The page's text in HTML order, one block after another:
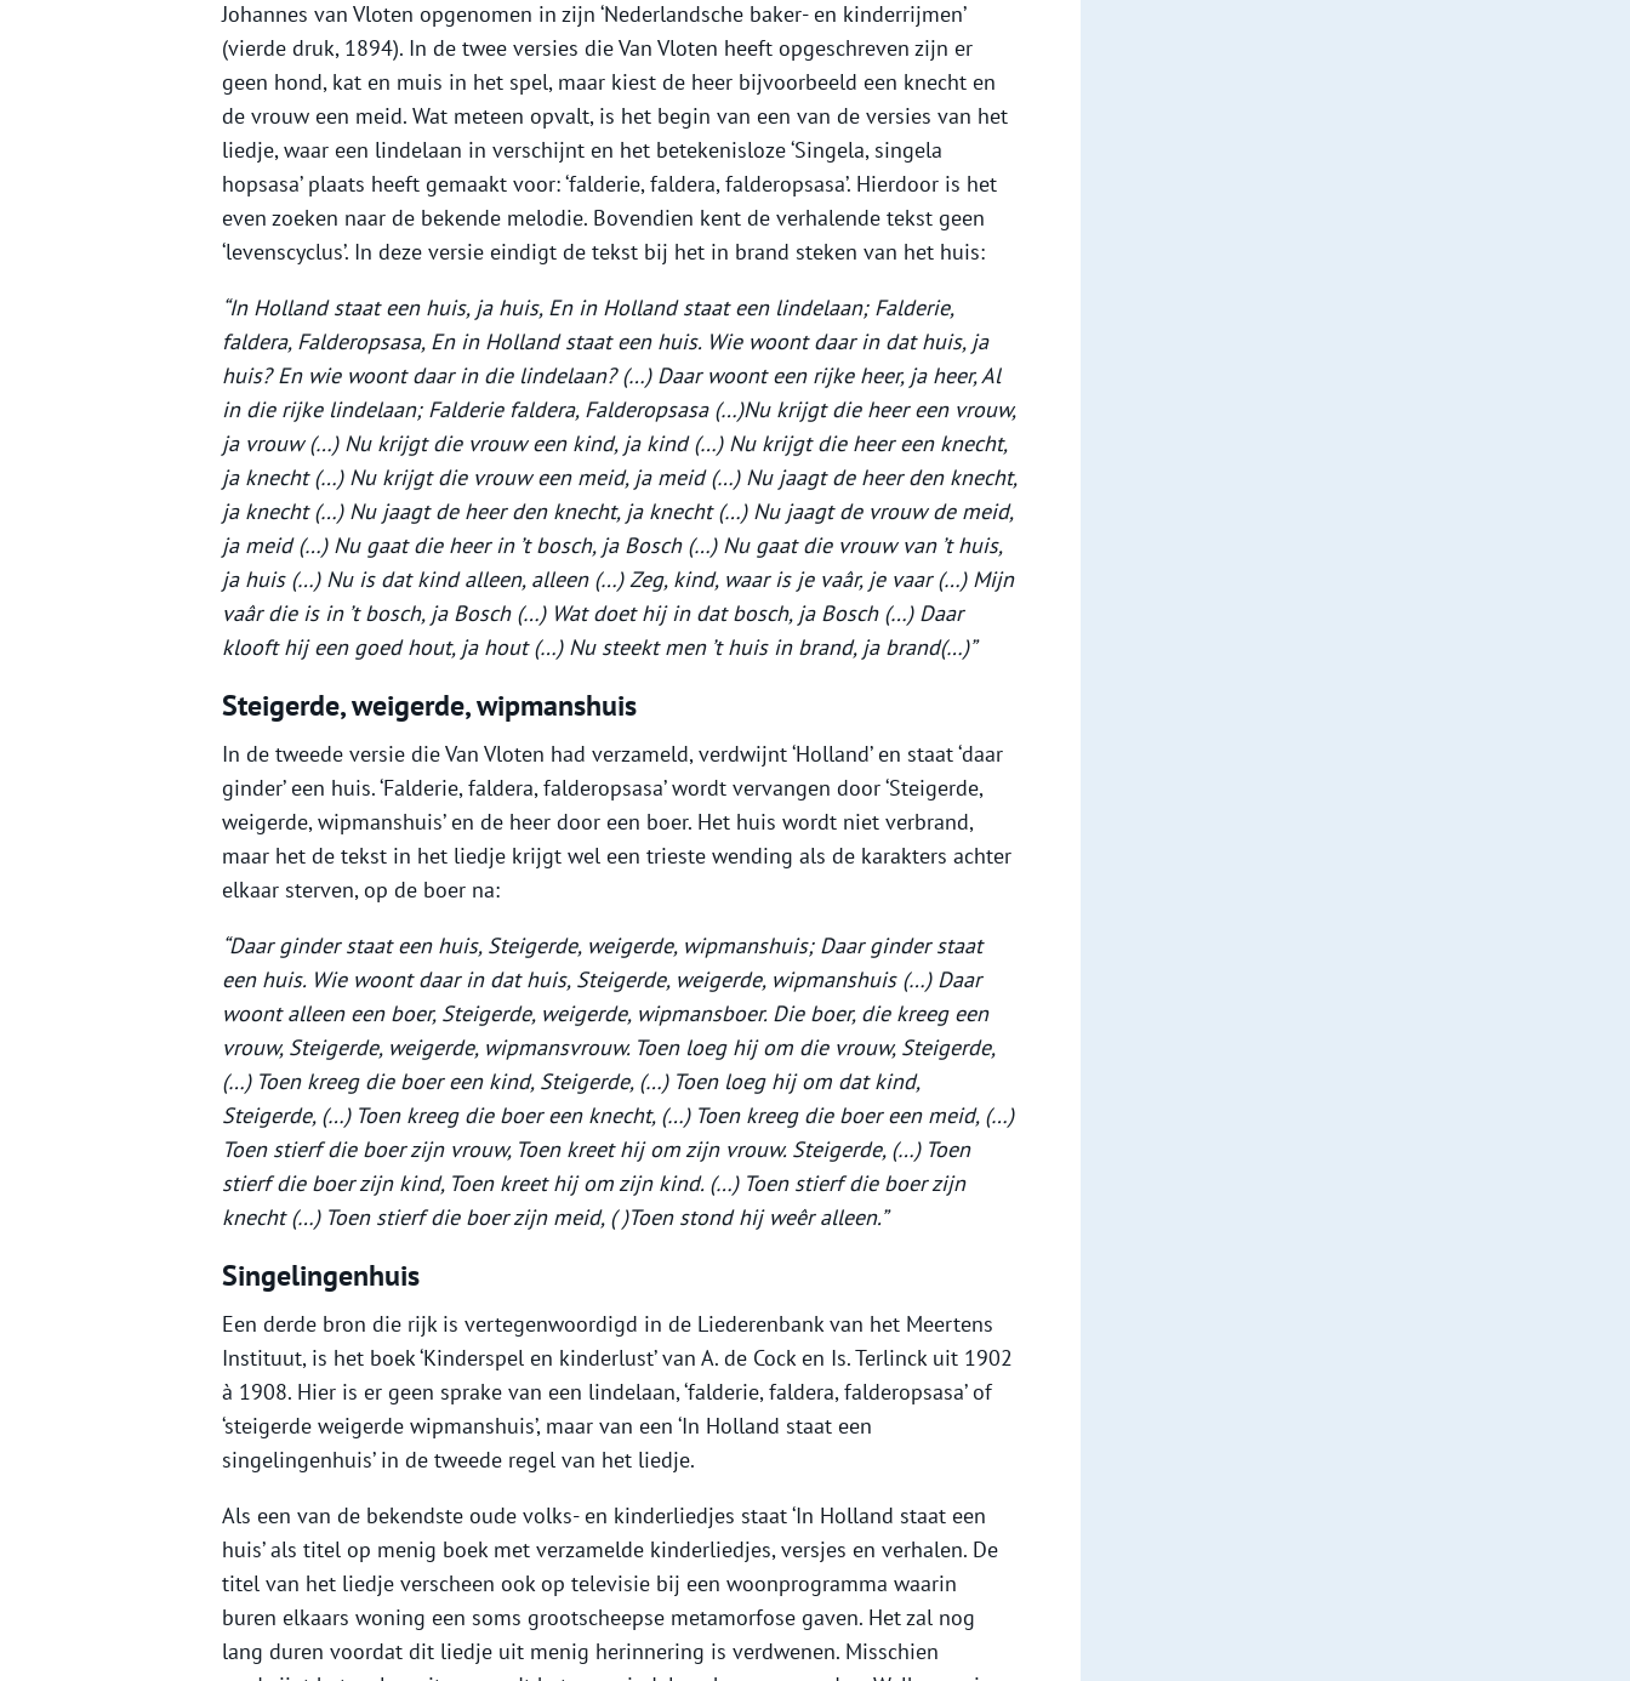
Johannes van Vloten opgenomen in zijn ‘Nederlandsche baker- en kinderrijmen’
(vierde druk, 1894). In de twee versies die Van Vloten heeft opgeschreven zijn er
geen hond, kat en muis in het spel, maar kiest de heer bijvoorbeeld een knecht en
de vrouw een meid. Wat meteen opvalt, is het begin van een van de versies van het
liedje, waar een lindelaan in verschijnt en het betekenisloze ‘Singela, singela
hopsasa’ plaats heeft gemaakt voor: ‘falderie, faldera, falderopsasa’. Hierdoor is het
even zoeken naar de bekende melodie. Bovendien kent de verhalende tekst geen
‘levenscyclus’. In deze versie eindigt de tekst bij het in brand steken van het huis:
“In Holland staat een huis, ja huis, En in Holland staat een lindelaan; Falderie,
faldera, Falderopsasa, En in Holland staat een huis. Wie woont daar in dat huis, ja
huis? En wie woont daar in die lindelaan? (…) Daar woont een rijke heer, ja heer, Al
in die rijke lindelaan; Falderie faldera, Falderopsasa (…)Nu krijgt die heer een vrouw,
ja vrouw (…) Nu krijgt die vrouw een kind, ja kind (…) Nu krijgt die heer een knecht,
ja knecht (…) Nu krijgt die vrouw een meid, ja meid (…) Nu jaagt de heer den knecht,
ja knecht (…) Nu jaagt de heer den knecht, ja knecht (…) Nu jaagt de vrouw de meid,
ja meid (…) Nu gaat die heer in ’t bosch, ja Bosch (…) Nu gaat die vrouw van ’t huis,
ja huis (…) Nu is dat kind alleen, alleen (…) Zeg, kind, waar is je vaâr, je vaar (…) Mijn
vaâr die is in ’t bosch, ja Bosch (…) Wat doet hij in dat bosch, ja Bosch (…) Daar
klooft hij een goed hout, ja hout (…) Nu steekt men ’t huis in brand, ja brand(…)”
Steigerde, weigerde, wipmanshuis
In de tweede versie die Van Vloten had verzameld, verdwijnt ‘Holland’ en staat ‘daar
ginder’ een huis. ‘Falderie, faldera, falderopsasa’ wordt vervangen door ‘Steigerde,
weigerde, wipmanshuis’ en de heer door een boer. Het huis wordt niet verbrand,
maar het de tekst in het liedje krijgt wel een trieste wending als de karakters achter
elkaar sterven, op de boer na:
“Daar ginder staat een huis, Steigerde, weigerde, wipmanshuis; Daar ginder staat
een huis. Wie woont daar in dat huis, Steigerde, weigerde, wipmanshuis (…) Daar
woont alleen een boer, Steigerde, weigerde, wipmansboer. Die boer, die kreeg een
vrouw, Steigerde, weigerde, wipmansvrouw. Toen loeg hij om die vrouw, Steigerde,
(…) Toen kreeg die boer een kind, Steigerde, (…) Toen loeg hij om dat kind,
Steigerde, (…) Toen kreeg die boer een knecht, (…) Toen kreeg die boer een meid, (…)
Toen stierf die boer zijn vrouw, Toen kreet hij om zijn vrouw. Steigerde, (…) Toen
stierf die boer zijn kind, Toen kreet hij om zijn kind. (…) Toen stierf die boer zijn
knecht (…) Toen stierf die boer zijn meid, ( )Toen stond hij weêr alleen.”
Singelingenhuis
Een derde bron die rijk is vertegenwoordigd in de Liederenbank van het Meertens
Instituut, is het boek ‘Kinderspel en kinderlust’ van A. de Cock en Is. Terlinck uit 1902
à 1908. Hier is er geen sprake van een lindelaan, ‘falderie, faldera, falderopsasa’ of
‘steigerde weigerde wipmanshuis’, maar van een ‘In Holland staat een
singelingenhuis’ in de tweede regel van het liedje.
Als een van de bekendste oude volks- en kinderliedjes staat ‘In Holland staat een
huis’ als titel op menig boek met verzamelde kinderliedjes, versjes en verhalen. De
titel van het liedje verscheen ook op televisie bij een woonprogramma waarin
buren elkaars woning een soms grootscheepse metamorfose gaven. Het zal nog
lang duren voordat dit liedje uit menig herinnering is verdwenen. Misschien